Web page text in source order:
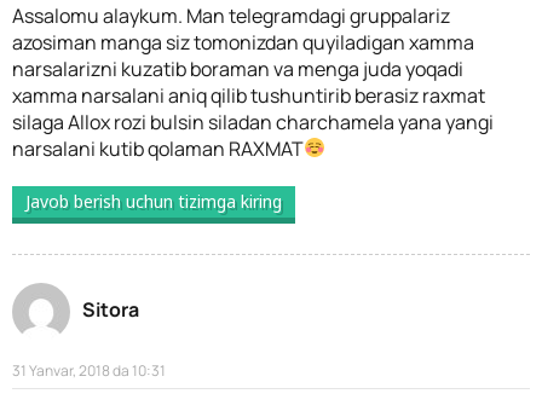
Assalomu alaykum. Man telegramdagi gruppalariz
azosiman manga siz tomonizdan quyiladigan xamma
narsalarizni kuzatib boraman va menga juda yoqadi
xamma narsalani aniq qilib tushuntirib berasiz raxmat
silaga Allox rozi bulsin siladan charchamela yana yangi
narsalani kutib qolaman RAXMAT
Javob berish uchun tizimga kiring
Sitora
31 Yanvar, 2018 da 10:31